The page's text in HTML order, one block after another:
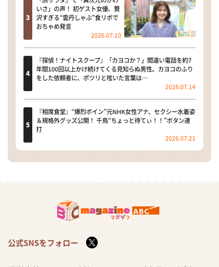
いさ」の声！ 初ゲスト女優、贅
沢すぎる“雲丹しゃぶ”食リポで
おちゃめ発言
2026.07.10
『探偵！ナイトスクープ』「カヨコか？」間違い電話を約7
年間100回以上かけ続けてくる見知らぬ男性。カヨコのふり
をした依頼者に、ポツリと呟いた言葉は…
2026.07.14
『相席食堂』“爆烈ボイン”元NHK女性アナ、セクシー水着姿
＆規格外グッズ公開！ 千鳥“ちょっと待てぃ！！”ボタン連
打
2026.07.21
公式SNSをフォロー